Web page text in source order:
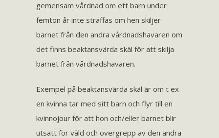
gemensam vårdnad om ett barn under
femton år inte straffas om hen skiljer
barnet från den andra vårdnadshavaren om
det finns beaktansvärda skäl för att skilja
barnet från vårdnadshavaren.
Exempel på beaktansvärda skäl är om t ex
en kvinna tar med sitt barn och flyr till en
kvinnojour för att hon och/eller barnet blir
utsatt för våld och övergrepp av den andra